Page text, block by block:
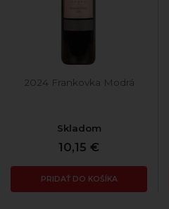
2024 Frankovka Modrá
Skladom
10,15 €
PRIDAŤ DO KOŠÍKA